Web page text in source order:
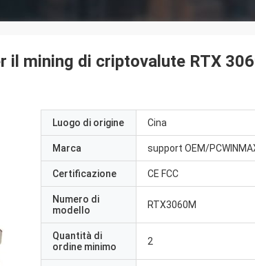
il mining di criptovalute RTX
Luogo di origine Cina
Marca support OEM/
Certificazione CE FCC
Numero di
modello
RTX3060M
Quantità di
ordine minimo
2